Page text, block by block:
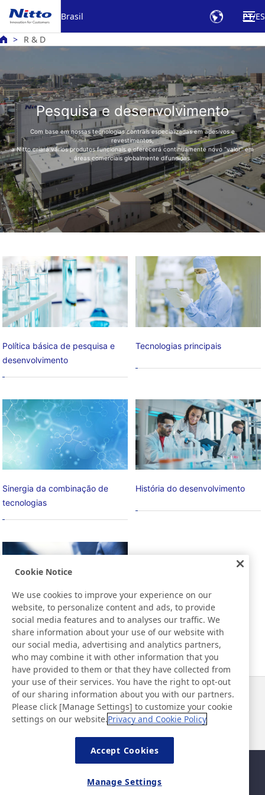
Brasil PT ES
R & D
Pesquisa e desenvolvimento
Com base em nossas tecnologias centrais especializadas em adesivos e
revestimentos,
a Nitto criará vários produtos funcionais e oferecerá continuamente novo “valor” em
áreas comerciais globalmente difundidas.
Política básica de pesquisa e
desenvolvimento
Tecnologias principais
Sinergia da combinação de
tecnologias
História do desenvolvimento
Open Technology
Notícias
Contato
Perguntas frequentes
Política de privacidade
Política básica de segurança
Cookie Notice
We use cookies to improve your experience on our
website, to personalize content and ads, to provide
social media features and to analyses our traffic. We
share information about your use of our website with
our social media, advertising and analytics partners,
who may combine it with other information that you
have provided to them or that they have collected from
your use of their services. You have the right to opt-out
of our sharing information about you with our partners.
Please click [Manage Settings] to customize your cookie
settings on our website.Privacy and Cookie Policy
Accept Cookies
Manage Settings